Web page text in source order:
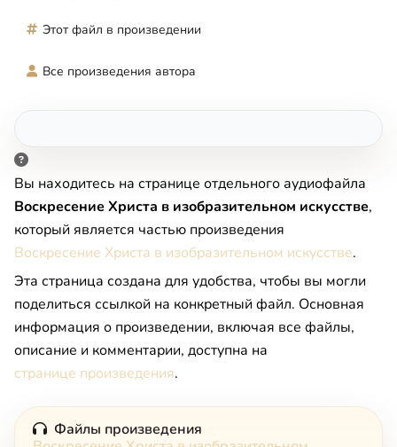
Этот файл в произведении
Все произведения автора
Вы находитесь на странице отдельного аудиофайла
Воскресение Христа в изобразительном искусстве,
который является частью произведения
Воскресение Христа в изобразительном искусстве.
Эта страница создана для удобства, чтобы вы могли
поделиться ссылкой на конкретный файл. Основная
информация о произведении, включая все файлы,
описание и комментарии, доступна на
странице произведения.
Файлы произведения